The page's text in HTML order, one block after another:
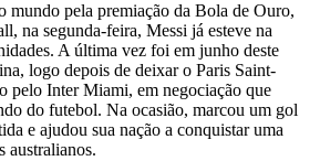
mundo pela premiação da Bola de Ouro,
na segunda-feira, Messi já esteve na
A última vez foi em junho deste
logo depois de deixar o Paris Saint-
pelo Inter Miami, em negociação que
do futebol. Na ocasião, marcou um gol
e ajudou sua nação a conquistar uma
australianos.